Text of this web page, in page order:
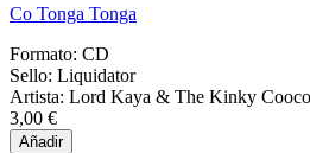
Co Tonga Tonga
Formato: CD
Sello: Liquidator
Artista: Lord Kaya & The Kinky
3,00 €
Añadir